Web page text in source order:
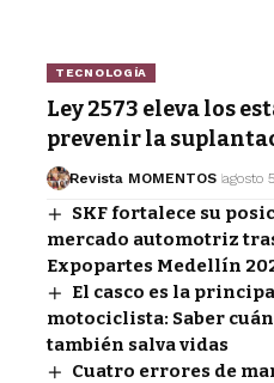
TECNOLOGÍA
Ley 2573 eleva los
prevenir la
Revista MOMENTOS agosto
SKF fortalece su
mercado automotriz
Expopartes Medellín
El casco es la
motociclista: Saber
también salva vidas
Cuatro errores de